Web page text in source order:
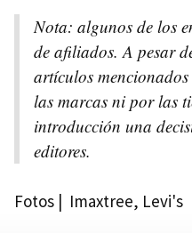
Nota: algunos de los
de afiliados. A pesar
artículos
las marcas ni por las
introducción una
editores.
Fotos | Imaxtree, Levi's